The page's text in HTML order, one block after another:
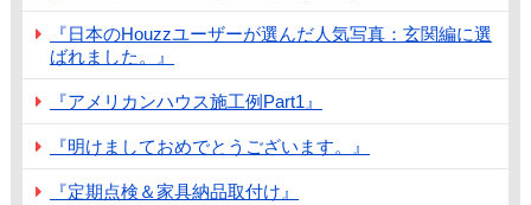
『日本のHouzzユーザーが選んだ人気写真：玄関編に選
ばれました。』
『アメリカンハウス施工例Part1』
『明けましておめでとうございます。』
『定期点検＆家具納品取付け』